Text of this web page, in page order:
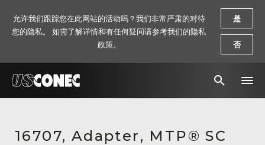
解决方案
16707, Adapter, MTP® SC
允许我们跟踪您在此网站的活动吗？我们非常严肃的对待
您的隐私。 如需了解详情和有任何疑问请参考我们的隐私
政策。
是
否